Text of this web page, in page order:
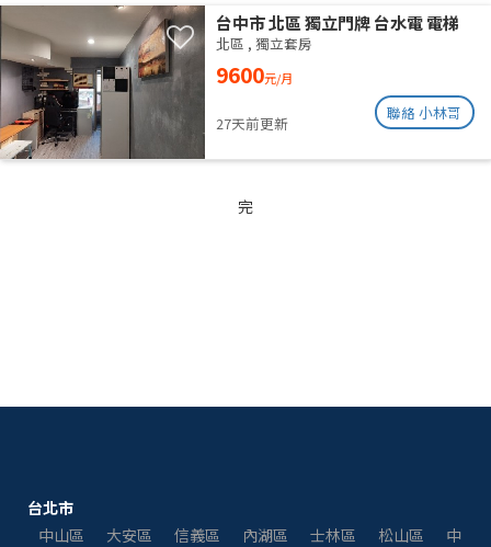
台中市 北區 獨立門牌 台水電 電梯
大樓 位於14樓 權狀10坪 有獨立陽
台通風採光好 獨曬獨洗 不會淋雨
北區 , 獨立套房
9600元/月
27天前更新
聯絡 小林哥
完
台北市
中山區
大安區 信義區 內湖區 士林區 松山區
中